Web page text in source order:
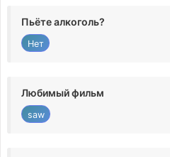
Пьёте алкоголь?
Нет
Любимый фильм
saw